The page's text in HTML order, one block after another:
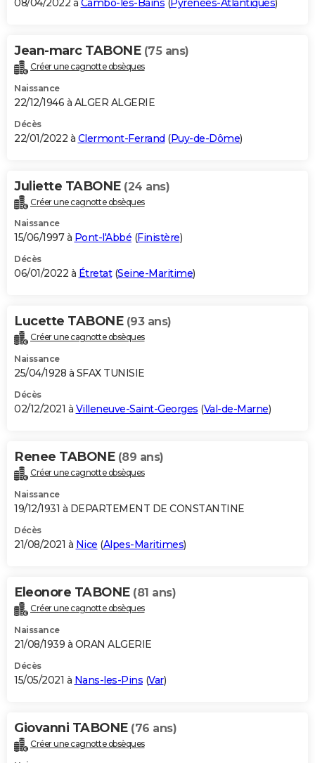
08/04/2022 à Cambo-les-Bains (Pyrénées-Atlantiques)
Jean-marc TABONE (75 ans)
Créer une cagnotte obsèques
Naissance
22/12/1946 à ALGER ALGERIE
Décès
22/01/2022 à Clermont-Ferrand (Puy-de-Dôme)
Juliette TABONE (24 ans)
Créer une cagnotte obsèques
Naissance
15/06/1997 à Pont-l'Abbé (Finistère)
Décès
06/01/2022 à Étretat(Seine-Maritime)
Lucette TABONE (93 ans)
Créer une cagnotte obsèques
Naissance
25/04/1928 à SFAX TUNISIE
Décès
02/12/2021 à Villeneuve-Saint-Georges (Val-de-Marne)
Renee TABONE (89 ans)
Créer une cagnotte obsèques
Naissance
19/12/1931 à DEPARTEMENT DE CONSTANTINE
Décès
21/08/2021 à Nice (Alpes-Maritimes)
Eleonore TABONE (81 ans)
Créer une cagnotte obsèques
Naissance
21/08/1939 à ORAN ALGERIE
Décès
15/05/2021 à Nans-les-Pins (Var)
Giovanni TABONE (76 ans)
Créer une cagnotte obsèques